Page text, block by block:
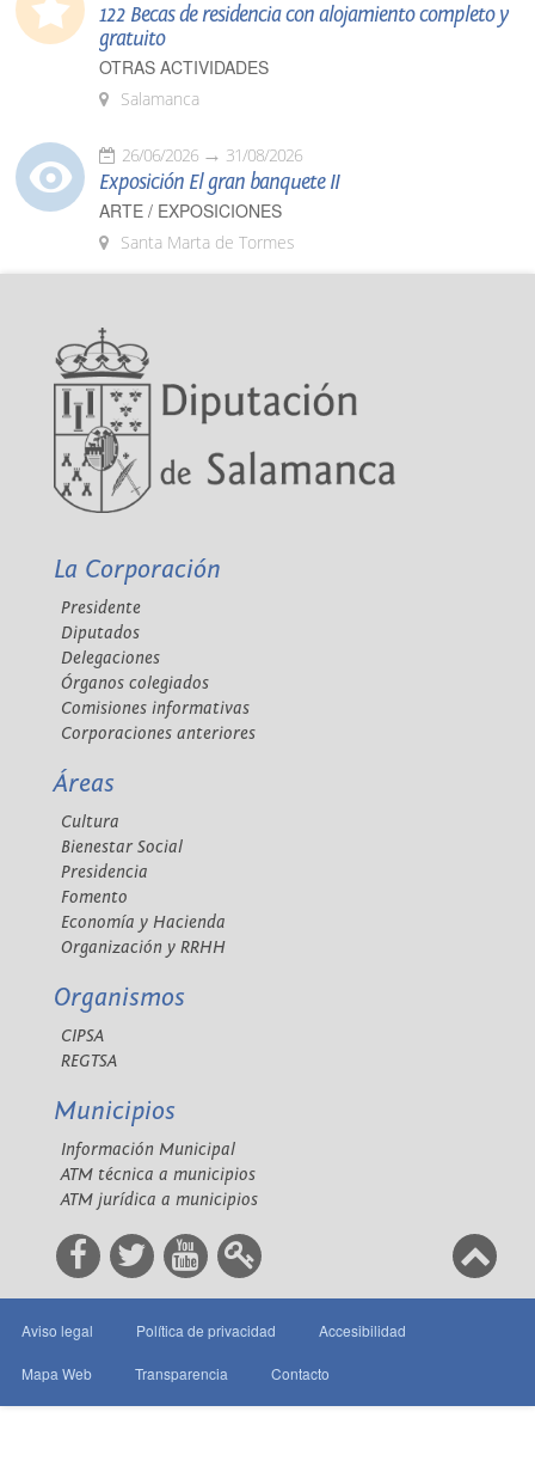
122 Becas de residencia con alojamiento completo y
gratuito
OTRAS ACTIVIDADES
Salamanca
26/06/2026 31/08/2026
Exposición El gran banquete II
ARTE / EXPOSICIONES
Santa Marta de Tormes
La Corporación
Presidente
Diputados
Delegaciones
Órganos colegiados
Comisiones informativas
Corporaciones anteriores
Áreas
Cultura
Bienestar Social
Presidencia
Fomento
Economía y Hacienda
Organización y RRHH
Organismos
CIPSA
REGTSA
Municipios
Información Municipal
ATM técnica a municipios
ATM jurídica a municipios
Aviso legal Política de privacidad Accesibilidad
Mapa Web Transparencia Contacto